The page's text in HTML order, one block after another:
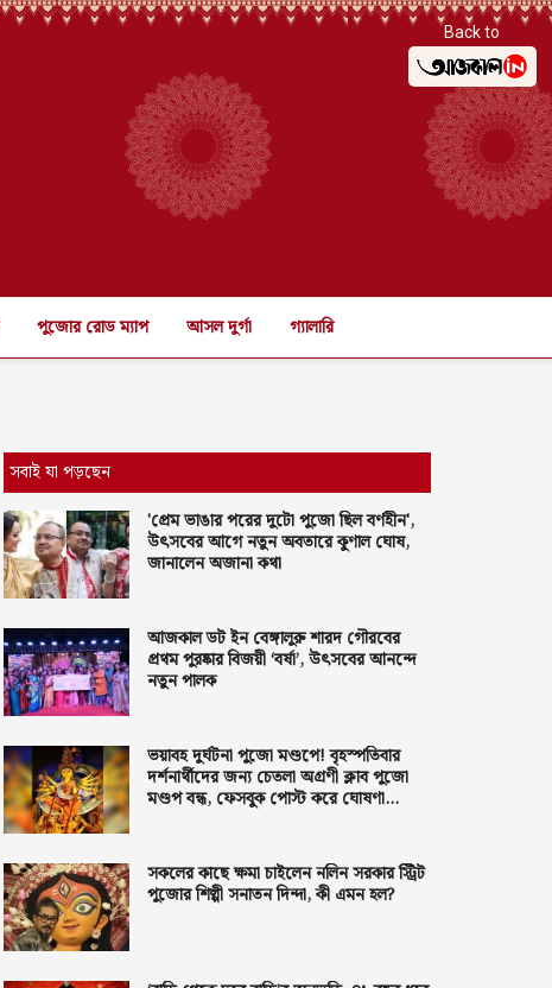
Back to
পুজোর রোড ম্যাপ আসল দুর্গা গ্যালারি
সবাই যা পড়ছেন
'প্রেম ভাঙার পরের দুটো পুজো ছিল বর্ণহীন',
উৎসবের আগে নতুন অবতারে কুণাল ঘোষ,
জানালেন অজানা কথা
আজকাল ডট ইন বেঙ্গালুরু শারদ গৌরবের
প্রথম পুরষ্কার বিজয়ী ‘বর্ষা’, উৎসবের আনন্দে
নতুন পালক
ভয়াবহ দুর্ঘটনা পুজো মণ্ডপে! বৃহস্পতিবার
দর্শনার্থীদের জন্য চেতলা অগ্রণী ক্লাব পুজো
মণ্ডপ বন্ধ, ফেসবুক পোস্ট করে ঘোষণা
সকলের কাছে ক্ষমা চাইলেন নলিন সরকার স্ট্রিট
পুজোর শিল্পী সনাতন দিন্দা, কী এমন হল?